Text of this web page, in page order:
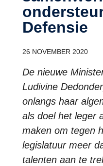
Defensie
26 NOVEMBER 2020
De nieuwe
Ludivine
onlangs haar
als doel het leger
maken om tegen
legislatuur meer
talenten aan te